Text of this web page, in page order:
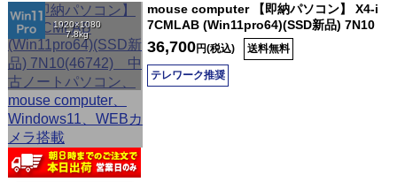
1920×1080
7.8kg
mouse computer 【即納パソコン】 X4-i
7CMLAB (Win11pro64)(SSD新品) 7N10
36,700円(税込) 送料無料
テレワーク推奨